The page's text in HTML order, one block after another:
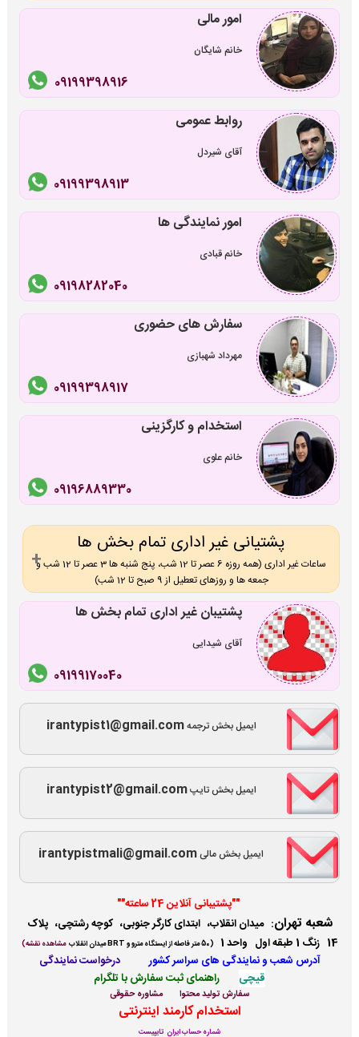
امور مالی
خانم شایگان
09199398916
روابط عمومی
آقای شیردل
09199398913
امور نمایندگی ها
خانم قبادی
09198282040
سفارش های حضوری
مهرداد شهبازی
09199398917
استخدام و کارگزینی
خانم علوی
09196889330
پشتیانی غیر اداری تمام بخش ها
ساعات غیر اداری (همه روزه 6 عصر تا 12 شب، پنج شنبه ها 3 عصر تا 12 شب و
جمعه ها و روزهای تعطیل از 9 صبح تا 12 شب)
پشتیبان غیر اداری تمام بخش ها
آقای شیدایی
09199170040
ایمیل بخش ترجمهirantypist1@gmail.com
ایمیل بخش تایپirantypist2@gmail.com
ایمیل بخش مالیirantypistmali@gmail.com
""پشتیبانی آنلاین 24 ساعته""
شعبه تهران: میدان انقلاب، ابتدای کارگر جنوبی، کوچه رشتچی، پلاک
14 زنگ 1 طبقه اول واحد 1
(50 متر فاصله از ایستگاه مترو و BRT میدان انقلاب مشاهده نقشه)
آدرس شعب و نمایندگی های سراسر کشور
درخواست نمایندگی
قیچی
راهنمای ثبت سفارش با تلگرام
سفارش تولید محتوا مشاوره حقوقی
استخدام کارمند اینترنتی
شماره حساب ایران تایپیست